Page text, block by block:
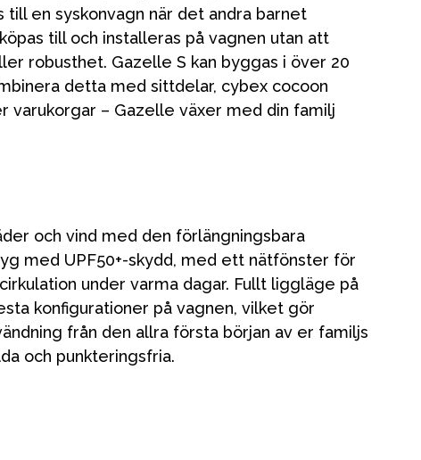
till en syskonvagn när det andra barnet
till och installeras på vagnen utan att
robusthet. Gazelle S kan byggas i över 20
detta med sittdelar, cybex cocoon
varukorgar – Gazelle växer med din familj
och vind med den förlängningsbara
med UPF50+-skydd, med ett nätfönster för
under varma dagar. Fullt liggläge på
konfigurationer på vagnen, vilket gör
från den allra första början av er familjs
och punkteringsfria.
Vår butik